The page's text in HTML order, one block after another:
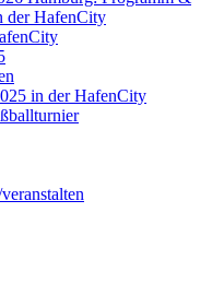
der HafenCity
in der HafenCity